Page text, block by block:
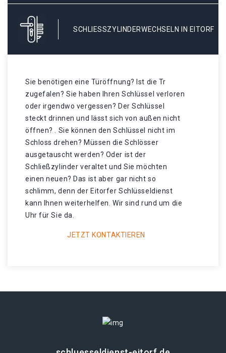
SCHLIESSZYLINDERWECHSELN IN EITORF
Sie benötigen eine Türöffnung? Ist die Tr
zugefalen? Sie haben Ihren Schlüssel verloren
oder irgendwo vergessen? Der Schlüssel
steckt drinnen und lässt sich von außen nicht
öffnen? . Sie können den Schlüssel nicht im
Schloss drehen? Müssen die Schlösser
ausgetauscht werden? Oder ist der
Schließzylinder veraltet und Sie möchten
einen neuen? Das ist aber gar nicht so
schlimm, denn der Eitorfer Schlüsseldienst
kann Ihnen weiterhelfen. Wir sind rund um die
Uhr für Sie da.
JETZT KONTAKTIEREN